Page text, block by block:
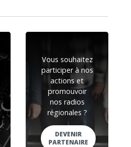
Vous souhaitez
participer à nos
actions et
promouvoir
nos radios
régionales ?
DEVENIR
PARTENAIRE